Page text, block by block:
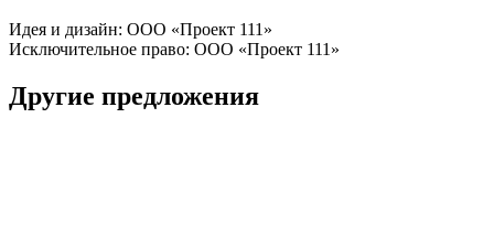
Идея и дизайн: ООО «Проект 111»
Исключительное право: ООО «Проект 111»
Другие предложения